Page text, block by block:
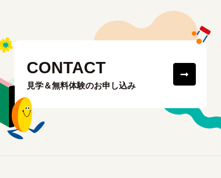
CONTACT
見学＆無料体験のお申し込み